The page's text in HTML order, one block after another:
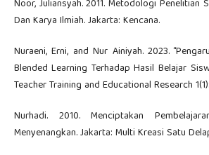
Noor, Juliansyah. 2011. Metodologi Penelitian
Dan Karya Ilmiah. Jakarta: Kencana.
Nuraeni, Erni, and Nur Ainiyah. 2023.
Blended Learning Terhadap Hasil Belajar
Teacher Training and Educational Research
Nurhadi. 2010. Menciptakan
Menyenangkan. Jakarta: Multi Kreasi Satu